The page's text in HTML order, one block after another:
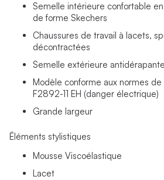
Semelle intérieure confortable
de forme Skechers
Chaussures de travail à lacets,
décontractées
Semelle extérieure
Modèle conforme aux normes de
F2892-11 EH (danger électrique)
Grande largeur
Éléments stylistiques
Mousse Viscoélastique
Lacet